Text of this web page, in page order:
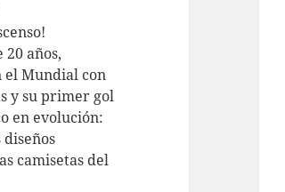
años,
el Mundial con
y su primer gol
en evolución:
diseños
camisetas del